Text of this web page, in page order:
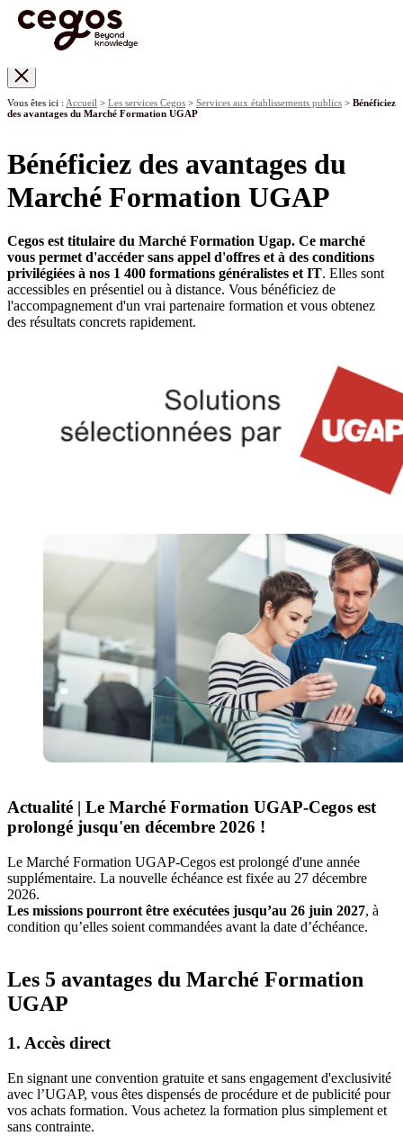
Vous êtes ici : Accueil > Les services Cegos > Services aux établissements publics > Bénéficiez
des avantages du Marché Formation UGAP
Bénéficiez des avantages du
Marché Formation UGAP
Cegos est titulaire du Marché Formation Ugap. Ce marché
vous permet d'accéder sans appel d'offres et à des conditions
privilégiées à nos 1 400 formations généralistes et IT. Elles sont
accessibles en présentiel ou à distance. Vous bénéficiez de
l'accompagnement d'un vrai partenaire formation et vous obtenez
des résultats concrets rapidement.
Actualité | Le Marché Formation UGAP-Cegos est
prolongé jusqu'en décembre 2026 !
Le Marché Formation UGAP-Cegos est prolongé d'une année
supplémentaire. La nouvelle échéance est fixée au 27 décembre
2026.
Les missions pourront être exécutées jusqu’au 26 juin 2027, à
condition qu’elles soient commandées avant la date d’échéance.
Les 5 avantages du Marché Formation
UGAP
1. Accès direct
En signant une convention gratuite et sans engagement d'exclusivité
avec l’UGAP, vous êtes dispensés de procédure et de publicité pour
vos achats formation. Vous achetez la formation plus simplement et
sans contrainte.